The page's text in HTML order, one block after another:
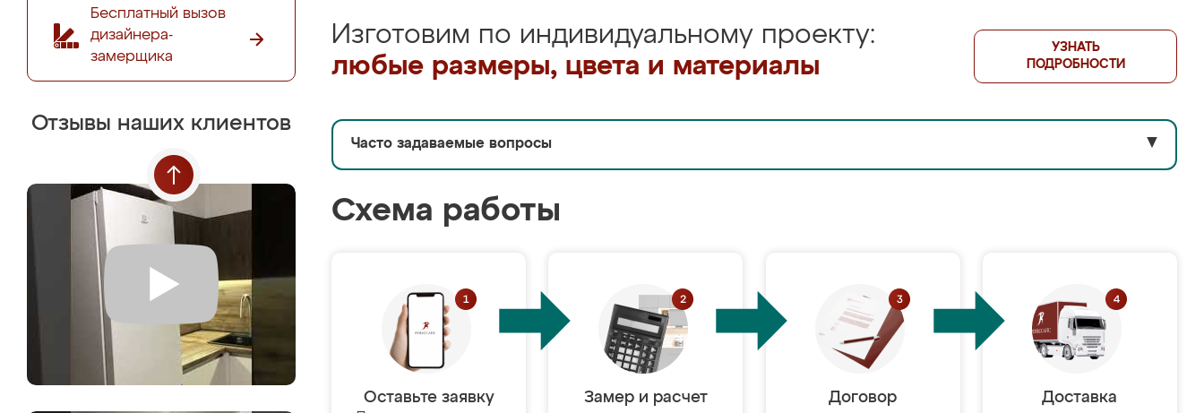
Бесплатный вызов
дизайнера-
замерщика
Отзывы наших клиентов
Изготовим по индивидуальному проекту:
любые размеры, цвета и материалы
УЗНАТЬ
ПОДРОБНОСТИ
Часто задаваемые вопросы ▼
Схема работы
Оставьте заявку Замер и расчет
Договор
Доставка